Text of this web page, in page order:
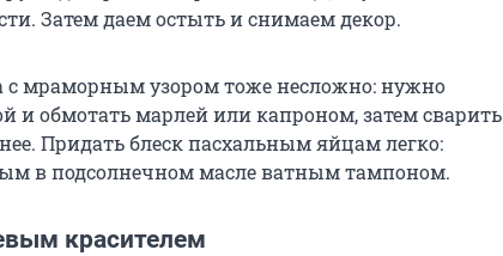
Затем даем остыть и снимаем декор.
с мраморным узором тоже несложно: нужно
и обмотать марлей или капроном, затем сварить
Придать блеск пасхальным яйцам легко:
в подсолнечном масле ватным тампоном.
красителем